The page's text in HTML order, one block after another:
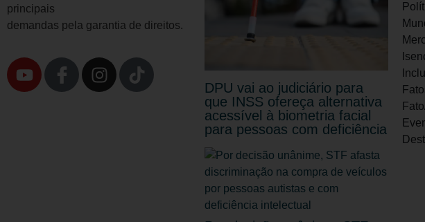
principais
demandas pela garantia de direitos.
DPU vai ao judiciário para
que INSS ofereça alternativa
acessível à biometria facial
para pessoas com deficiência